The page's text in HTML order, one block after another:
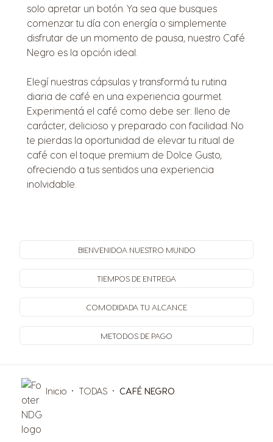
solo apretar un botón. Ya sea que busques
comenzar tu día con energía o simplemente
disfrutar de un momento de pausa, nuestro Café
Negro es la opción ideal.
Elegí nuestras cápsulas y transformá tu rutina
diaria de café en una experiencia gourmet.
Experimentá el café como debe ser: lleno de
carácter, delicioso y preparado con facilidad. No
te pierdas la oportunidad de elevar tu ritual de
café con el toque premium de Dolce Gusto,
ofreciendo a tus sentidos una experiencia
inolvidable.
BIENVENIDOA NUESTRO MUNDO
TIEMPOS DE ENTREGA
COMODIDADA TU ALCANCE
METODOS DE PAGO
Inicio TODAS CAFÉ NEGRO